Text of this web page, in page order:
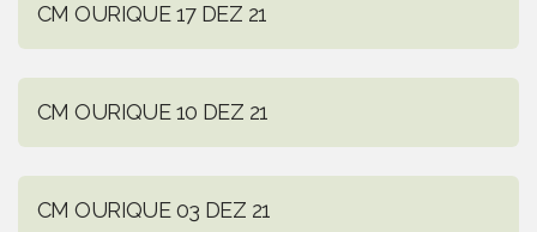
CM OURIQUE 17 DEZ 21
CM OURIQUE 10 DEZ 21
CM OURIQUE 03 DEZ 21